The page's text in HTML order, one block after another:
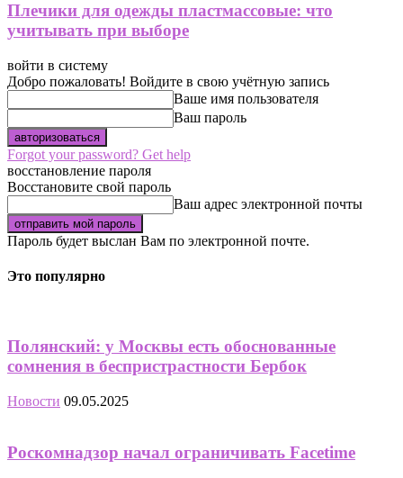
Плечики для одежды пластмассовые: что
учитывать при выборе
войти в систему
Добро пожаловать! Войдите в свою учётную запись
Ваше имя пользователя
Ваш пароль
Forgot your password? Get help
восстановление пароля
Восстановите свой пароль
Ваш адрес электронной почты
Пароль будет выслан Вам по электронной почте.
Это популярно
Полянский: у Москвы есть обоснованные
сомнения в беспристрастности Бербок
Новости 09.05.2025
Роскомнадзор начал ограничивать Facetime